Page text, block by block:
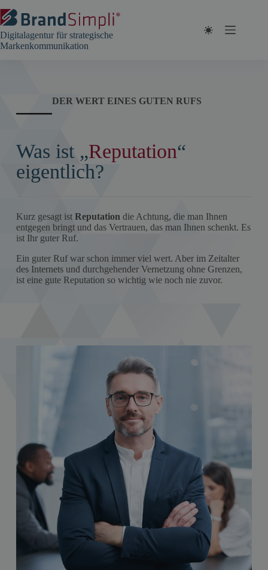
Inhalt
springen
Digitalagentur für strategische
Markenkommunikation
DER WERT EINES GUTEN RUFS
Was ist „Reputation“
eigentlich?
Kurz gesagt ist Reputation die Achtung, die man Ihnen
entgegen bringt und das Vertrauen, das man Ihnen schenkt. Es
ist Ihr guter Ruf.
Ein guter Ruf war schon immer viel wert. Aber im Zeitalter
des Internets und durchgehender Vernetzung ohne Grenzen,
ist eine gute Reputation so wichtig wie noch nie zuvor.